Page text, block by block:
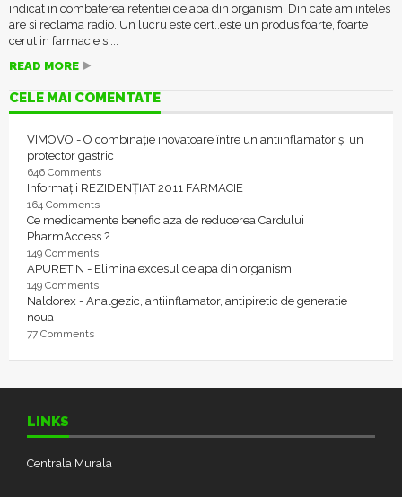
indicat in combaterea retentiei de apa din organism. Din cate am inteles
are si reclama radio. Un lucru este cert..este un produs foarte, foarte
cerut in farmacie si...
READ MORE
CELE MAI COMENTATE
VIMOVO - O combinație inovatoare între un antiinflamator și un
protector gastric
646 Comments
Informații REZIDENȚIAT 2011 FARMACIE
164 Comments
Ce medicamente beneficiaza de reducerea Cardului
PharmAccess ?
149 Comments
APURETIN - Elimina excesul de apa din organism
149 Comments
Naldorex - Analgezic, antiinflamator, antipiretic de generatie
noua
77 Comments
LINKS
Centrala Murala